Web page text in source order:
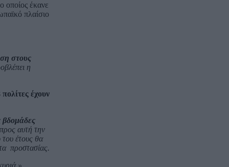
ο οποίος έκανε
πλαίσιο
στους
η
έχουν
βδομάδες
αυτή την
έτους θα
προστασίας.